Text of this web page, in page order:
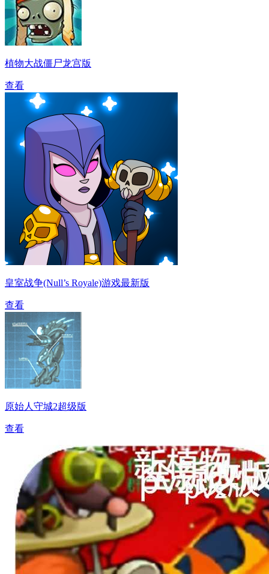
植物大战僵尸龙宫版
查看
皇室战争(Null’s Royale)游戏最新版
查看
原始人守城2超级版
查看